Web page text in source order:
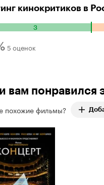
кинокритиков в
3
положительных оценок: 3.
5 оценок
вам понравился
похожие фильмы?